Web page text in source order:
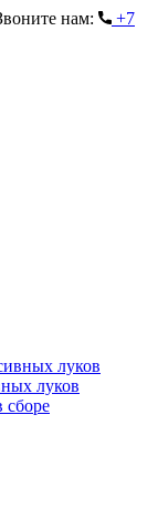
нам:
+7
луков
луков
сборе